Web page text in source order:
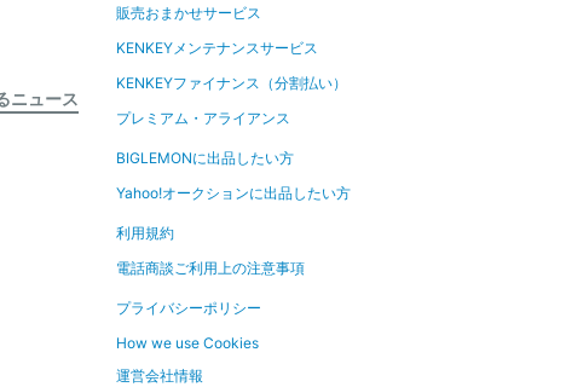
ニュース
販売おまかせサービス
KENKEYメンテナンスサービス
KENKEYファイナンス（分割払い）
プレミアム・アライアンス
BIGLEMONに出品したい方
Yahoo!オークションに出品したい方
利用規約
電話商談ご利用上の注意事項
プライバシーポリシー
How we use Cookies
運営会社情報